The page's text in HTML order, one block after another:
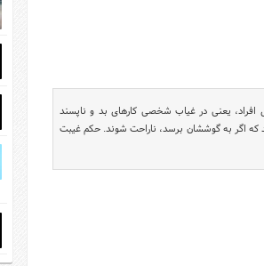
یعنی در غیاب شخصى کارهاى بد و ناپسند
که اگر به گوششان برسد، ناراحت شوند. حکم غیبت